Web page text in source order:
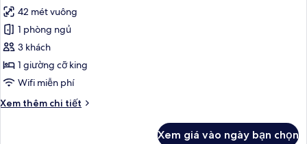
Lounge
giường
cỡ
king,
quyền
dụng
Club
Phòng
Premium,
1
giường
cỡ
quang
42 mét vuông
1 phòng ngủ
3 khách
1 giường cỡ king
Wifi miễn phí
Xem thêm chi tiết
Chi
Xem giá vào ngày bạn chọn